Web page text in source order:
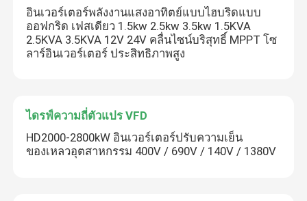
เครื่องมือเพิ่มประสิทธิภาพพลังงานแสงอาทิตย์
อินเวอร์เตอร์พลังงานแสงอาทิตย์แบบไฮบริด
อินเวอร์เตอร์พลังงานแสงอาทิตย์แบบไฮบริดแบบ
ออฟกริด เฟสเดียว 1.5kw 2.5kw 3.5kw 1.5KVA
2.5KVA 3.5KVA 12V 24V คลื่นไซน์บริสุทธิ์ MPPT โซ
ลาร์อินเวอร์เตอร์ ประสิทธิภาพสูง
ไดรฟ์ความถี่ตัวแปร VFD
HD2000-2800kW อินเวอร์เตอร์ปรับความเย็น
ของเหลวอุตสาหกรรม 400V / 690V / 140V / 1380V